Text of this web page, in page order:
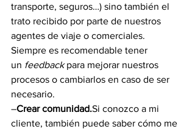
transporte, seguros…) sino también el
trato recibido por parte de nuestros
agentes de viaje o comerciales.
Siempre es recomendable tener
un feedback para mejorar nuestros
procesos o cambiarlos en caso de ser
necesario.
–Crear comunidad.Si conozco a mi
cliente, también puede saber cómo me